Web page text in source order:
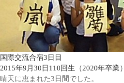
国際交流合宿3日目
2015年9月30日 110回生（2020年卒業）
晴天に恵まれた3日間でした。